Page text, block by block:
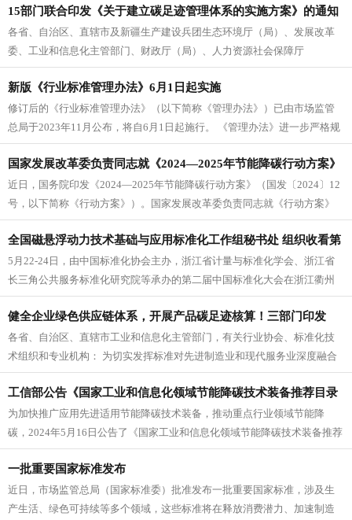
15部门联合印发《关于建立碳足迹管理体系的实施方案》的通知
各省、自治区、直辖市及新疆生产建设兵团生态环境厅（局）、发展改革
委、工业和信息化主管部门、财政厅（局）、人力资源社会保障厅
（局）、住房城乡建设厅（委、管委、局）...
新版《行业标准管理办法》6月1日起实施
修订后的《行业标准管理办法》（以下简称《管理办法》）已由市场监管
总局于2023年11月公布，将自6月1日起施行。 《管理办法》进一步严格规
范了行业标准制定、实施...
国家发展改革委负责同志就《2024—2025年节能降碳行动方案》
答记者问
近日，国务院印发《2024—2025年节能降碳行动方案》（国发〔2024〕12
号，以下简称《行动方案》）。国家发展改革委负责同志就《行动方案》
有关情况回答了记者...
全国磁悬浮动力技术基础与应用标准化工作组秘书处 组织收看第
二届中国标准化大会盛况
5月22-24日，由中国标准化协会主办，浙江省计量与标准化学会、浙江省
长三角公共服务标准化研究院等承办的第二届中国标准化大会在浙江衢州
召开。大会以习近平新时代中...
健全企业绿色供应链体系，开展产品碳足迹核算！三部门印发
《制造业企业供应链管理水平提升指南（试行）》
各省、自治区、直辖市工业和信息化主管部门，有关行业协会、标准化技
术组织和专业机构： 为切实发挥标准对先进制造业和现代服务业深度融合
的引领和支撑作用，我部组织编制...
工信部公告《国家工业和信息化领域节能降碳技术装备推荐目录
（2024年版）》
为加快推广应用先进适用节能降碳技术装备，推动重点行业领域节能降
碳，2024年5月16日公告了《国家工业和信息化领域节能降碳技术装备推荐
目录（2024年版）》（2...
一批重要国家标准发布
近日，市场监管总局（国家标准委）批准发布一批重要国家标准，涉及生
产生活、绿色可持续等多个领域，这些标准将在释放消费潜力、加速制造